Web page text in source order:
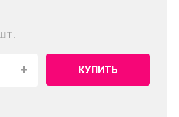
+ КУПИТЬ